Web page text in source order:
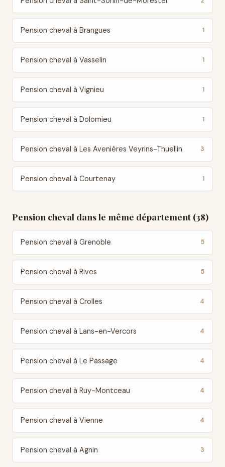
Pension cheval à Brangues 1
Pension cheval à Vasselin 1
Pension cheval à Vignieu 1
Pension cheval à Dolomieu 1
Pension cheval à Les Avenières Veyrins-Thuellin 3
Pension cheval à Courtenay 1
Pension cheval dans le même département (38)
Pension cheval à Grenoble 5
Pension cheval à Rives 5
Pension cheval à Crolles 4
Pension cheval à Lans-en-Vercors 4
Pension cheval à Le Passage 4
Pension cheval à Ruy-Montceau 4
Pension cheval à Vienne 4
Pension cheval à Agnin 3